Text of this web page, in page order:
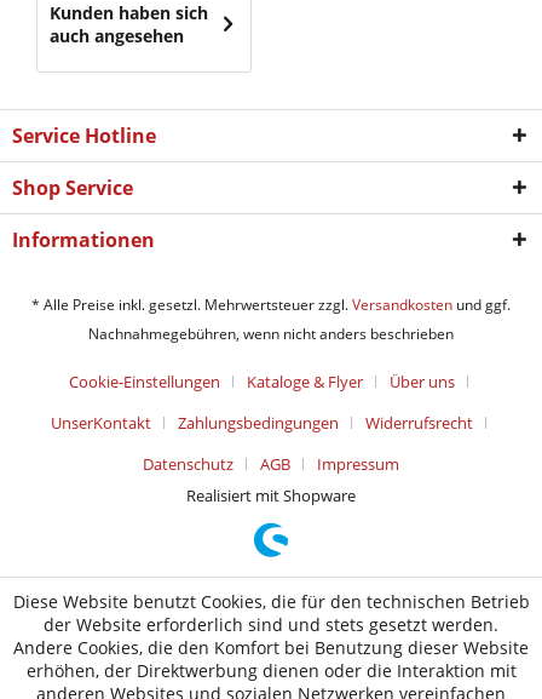
Kunden haben sich
auch angesehen
Service Hotline
Shop Service
Informationen
* Alle Preise inkl. gesetzl. Mehrwertsteuer zzgl.Versandkosten und ggf.
Nachnahmegebühren, wenn nicht anders beschrieben
Cookie-Einstellungen Kataloge & Flyer
Über uns
UnserKontakt
Zahlungsbedingungen
Widerrufsrecht
Datenschutz
AGB
Impressum
Realisiert mit Shopware
Diese Website benutzt Cookies, die für den technischen Betrieb
der Website erforderlich sind und stets gesetzt werden.
Andere Cookies, die den Komfort bei Benutzung dieser Website
erhöhen, der Direktwerbung dienen oder die Interaktion mit
anderen Websites und sozialen Netzwerken vereinfachen